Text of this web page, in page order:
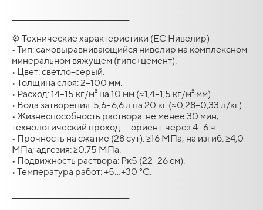
⚙️ Технические характеристики (ЕС Нивелир)
• Тип: самовыравнивающийся нивелир на комплексном
минеральном вяжущем (гипс+цемент).
• Цвет: светло-серый.
• Толщина слоя: 2–100 мм.
• Расход: 14–15 кг/м² на 10 мм (≈1,4–1,5 кг/м²·мм).
• Вода затворения: 5,6–6,6 л на 20 кг (≈0,28–0,33 л/кг).
• Жизнеспособность раствора: не менее 30 мин;
технологический проход — ориент. через 4–6 ч.
• Прочность на сжатие (28 сут): ≥16 МПа; на изгиб: ≥4,0
МПа; адгезия: ≥0,75 МПа.
• Подвижность раствора: Рк5 (22–26 см).
• Температура работ: +5…+30 °C.